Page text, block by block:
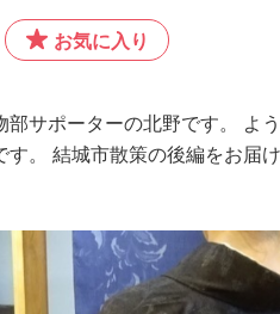
お気に入り
サポーターの北野です。 よ
。 結城市散策の後編をお届け